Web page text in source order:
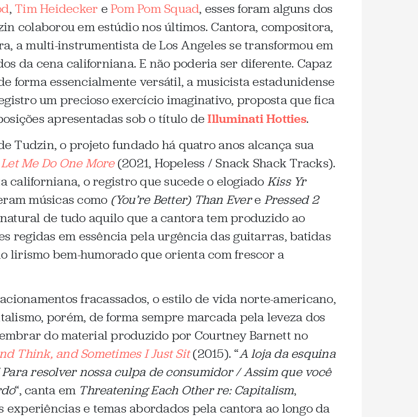
, Tim Heidecker ePom Pom Squad, esses foram alguns dos
colaborou em estúdio nos últimos. Cantora, compositora,
a multi-instrumentista de Los Angeles se transformou em
da cena californiana. E não poderia ser diferente. Capaz
forma essencialmente versátil, a musicista estadunidense
um precioso exercício imaginativo, proposta que fica
apresentadas sob o título deIlluminati Hotties.
Tudzin, o projeto fundado há quatro anos alcança sua
Let Me Do One More(2021, Hopeless / Snack Shack Tracks).
californiana, o registro que sucede o elogiado Kiss Yr
músicas como (You’re Better) Than Evere Pressed 2
de tudo aquilo que a cantora tem produzido ao
regidas em essência pela urgência das guitarras, batidas
lirismo bem-humorado que orienta com frescor a
fracassados, o estilo de vida norte-americano,
porém, de forma sempre marcada pela leveza dos
do material produzido por Courtney Barnett no
Think, and Sometimes I Just Sit(2015). “A loja da esquina
resolver nossa culpa de consumidor / Assim que você
“, canta em Threatening Each Other re: Capitalism,
e temas abordados pela cantora ao longo da